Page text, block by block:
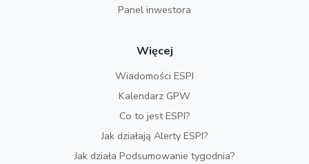
Panel inwestora
Więcej
Wiadomości ESPI
Kalendarz GPW
Co to jest ESPI?
Jak działają Alerty ESPI?
Jak działa Podsumowanie tygodnia?